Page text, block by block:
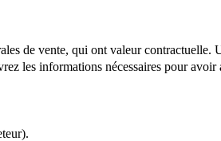
de vente, qui ont valeur
les informations nécessaires pour